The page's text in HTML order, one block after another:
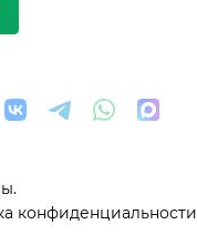
конфиденциальности